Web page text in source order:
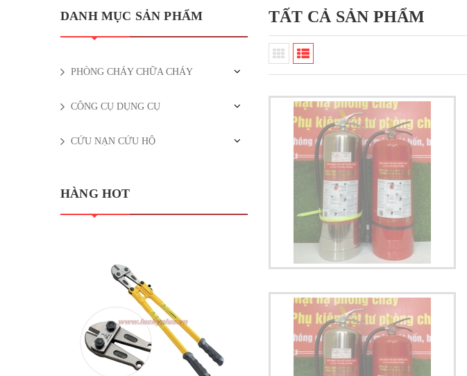
TẤT CẢ SẢN PHẨM
DANH MỤC SẢN PHẨM
PHÒNG CHÁY CHỮA CHÁY
CÔNG CỤ DỤNG CỤ
CỨU NẠN CỨU HỘ
HÀNG HOT